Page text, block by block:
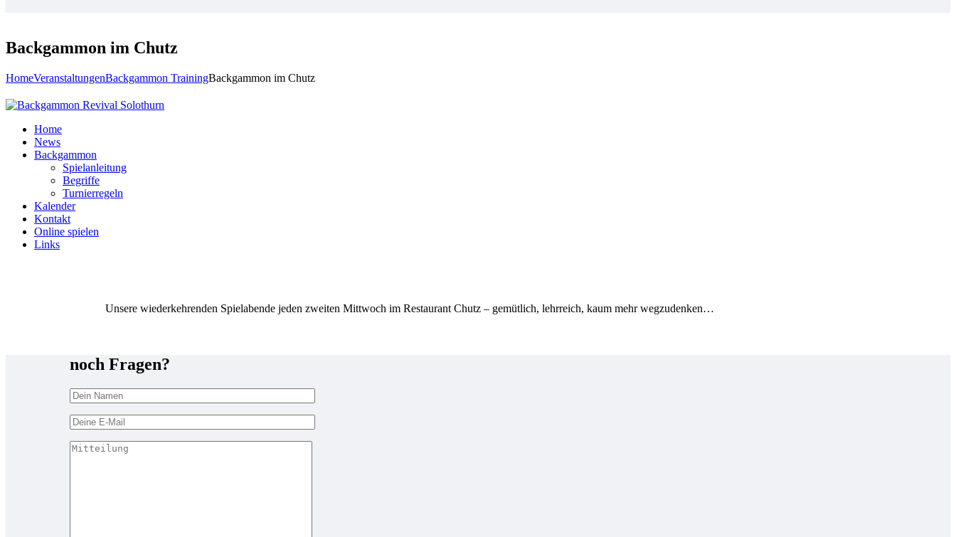
Backgammon im Chutz
HomeVeranstaltungenBackgammon TrainingBackgammon im Chutz
Home
News
Backgammon
Spielanleitung
Begriffe
Turnierregeln
Kalender
Kontakt
Online spielen
Links
Unsere wiederkehrenden Spielabende jeden zweiten Mittwoch im Restaurant Chutz – gemütlich, lehrreich, kaum mehr wegzudenken…
noch Fragen?